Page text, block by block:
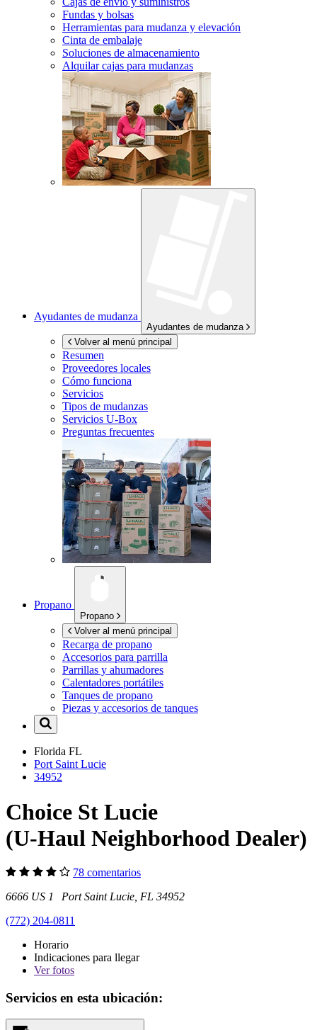
Fundas y bolsas
Herramientas para mudanza y elevación
Cinta de embalaje
Soluciones de almacenamiento
Alquilar cajas para mudanzas
Ayudantes de mudanza
Ayudantes de mudanza
Volver al menú principal
Resumen
Proveedores locales
Cómo funciona
Servicios
Tipos de mudanzas
Servicios U-Box
Preguntas frecuentes
Propano
Propano
Volver al menú principal
Recarga de propano
Accesorios para parrilla
Parrillas y ahumadores
Calentadores portátiles
Tanques de propano
Piezas y accesorios de tanques
Florida FL
Port Saint Lucie
34952
Choice St Lucie
(U-Haul Neighborhood Dealer)
78 comentarios
6666 US 1 Port Saint Lucie, FL 34952
(772) 204-0811
Horario
Indicaciones para llegar
Verfotos
Servicios en esta ubicación: